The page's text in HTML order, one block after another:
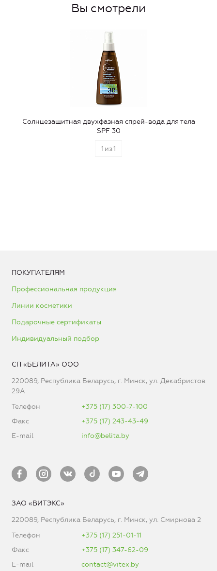
Вы смотрели
Солнцезащитная двухфазная спрей-вода для тела
SPF 30
1 из1
ПОКУПАТЕЛЯМ
Профессиональная продукция
Линии косметики
Подарочные сертификаты
Индивидуальный подбор
СП «БЕЛИТА» ООО
220089, Республика Беларусь, г. Минск, ул. Декабристов
29А
Телефон
+375 (17) 300-7-100
Факс
+375 (17) 243-43-49
E-mail
info@belita.by
ЗАО «ВИТЭКС»
220089, Республика Беларусь, г. Минск, ул. Смирнова 2
Телефон
+375 (17) 251-01-11
Факс
+375 (17) 347-62-09
E-mail
contact@vitex.by